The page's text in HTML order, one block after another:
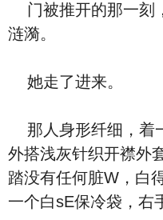
门被推开的那一刻
涟漪。
她走了进来。
那人身形纤细，着
外搭浅灰针织开襟外
踏没有任何脏W，白
一个白sE保冷袋，右